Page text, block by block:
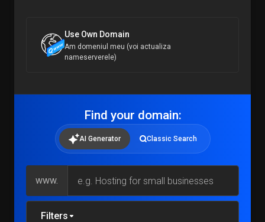
Use Own Domain
Am domeniul meu (voi actualiza
nameserverele)
Find your domain:
AI Generator Classic Search
www.
Filters